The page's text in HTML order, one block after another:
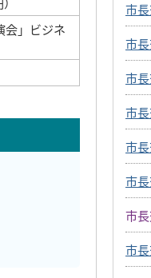
会」ビジネ
市
市
市
市
市
市
市
市